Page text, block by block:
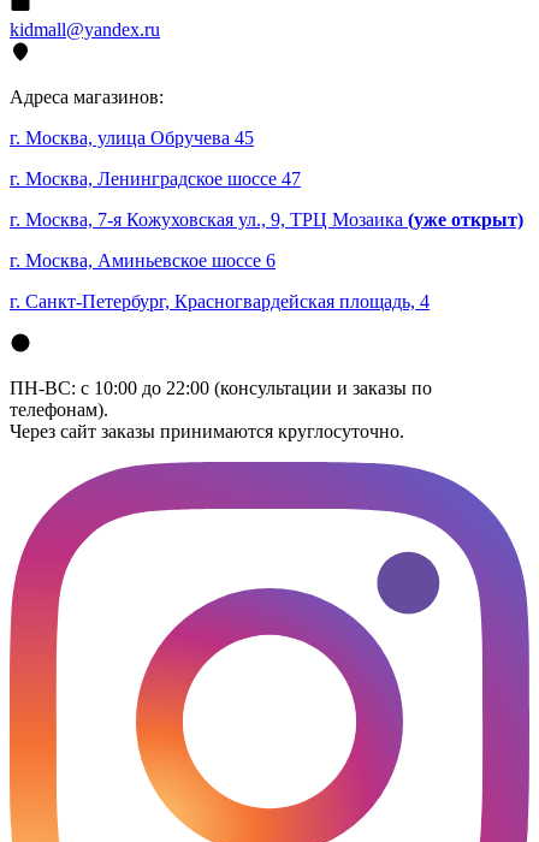
kidmall@yandex.ru
Адреса магазинов:
г. Москва, улица Обручева 45
г. Москва, Ленинградское шоссе 47
г. Москва, 7-я Кожуховская ул., 9, ТРЦ Мозаика (уже открыт)
г. Москва, Аминьевское шоссе 6
г. Санкт-Петербург, Красногвардейская площадь, 4
ПН-ВС: с 10:00 до 22:00 (консультации и заказы по
телефонам).
Через сайт заказы принимаются круглосуточно.